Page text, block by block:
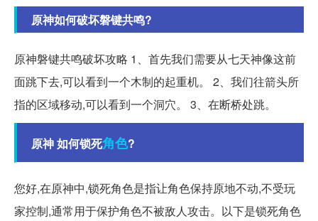
原神如何破坏磐键共鸣?
原神磐键共鸣破坏攻略 1、首先我们需要从七天神像这前
面跳下去,可以看到一个木制的起重机。 2、我们往箭头所
指的区域移动,可以看到一个洞穴。 3、在断桥处跳。
原神 如何锁死角色?
您好,在原神中,锁死角色是指让角色保持原地不动,不受玩
家控制,通常用于保护角色不被敌人攻击。以下是锁死角色